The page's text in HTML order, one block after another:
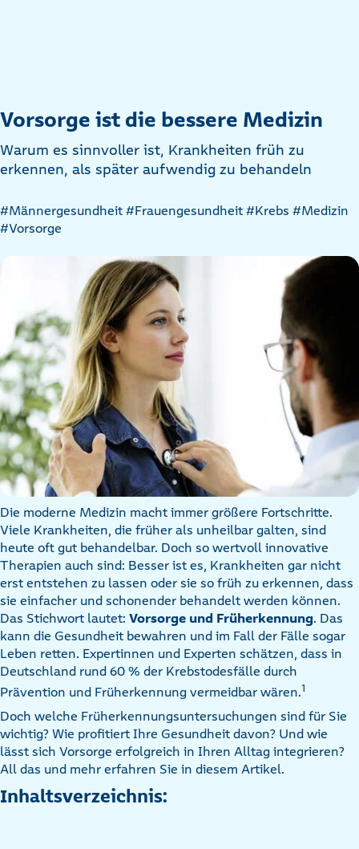
Vorsorge ist die bessere Medizin
Warum es sinnvoller ist, Krankheiten früh zu
erkennen, als später aufwendig zu behandeln
Artikel
nach
#Männergesundheit #Frauengesundheit #Krebs #Medizin
#Vorsorge
Die moderne Medizin macht immer größere Fortschritte.
Viele Krankheiten, die früher als unheilbar galten, sind
heute oft gut behandelbar. Doch so wertvoll innovative
Therapien auch sind: Besser ist es, Krankheiten gar nicht
erst entstehen zu lassen oder sie so früh zu erkennen, dass
sie einfacher und schonender behandelt werden können.
Das Stichwort lautet: Vorsorge und Früherkennung. Das
kann die Gesundheit bewahren und im Fall der Fälle sogar
Leben retten. Expertinnen und Experten schätzen, dass in
Deutschland rund 60 % der Krebstodesfälle durch
Prävention und Früherkennung vermeidbar wären.1
Doch welche Früherkennungsuntersuchungen sind für Sie
wichtig? Wie profitiert Ihre Gesundheit davon? Und wie
lässt sich Vorsorge erfolgreich in Ihren Alltag integrieren?
All das und mehr erfahren Sie in diesem Artikel.
Inhaltsverzeichnis: